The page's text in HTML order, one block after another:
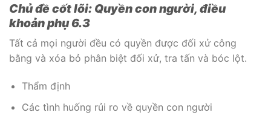
Chủ đề cốt lõi: Quyền con người, điều
khoản phụ 6.3
Tất cả mọi người đều có quyền được đối xử công
bằng và xóa bỏ phân biệt đối xử, tra tấn và bóc lột.
Thẩm định
Các tình huống rủi ro về quyền con người